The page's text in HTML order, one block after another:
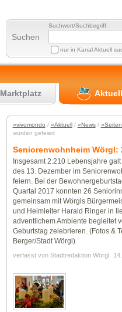
Suchen
Suchwort/Suchbegriff
nur in Kanal Aktuell
Marktplatz Aktuell
»vivomondo / »Aktuell/ »News/
wurden gefeiert
Seniorenwohnheim Wörgl:
Insgesamt 2.210 Lebensjahre
des 13. Dezember im
feiern. Bei der
Quartal 2017 konnten 26
gemeinsam mit Wörgls
und Heimleiter Harald Ringer in
adventlichem Ambiente begleitet
Geburtstag zelebrieren. (Fotos &
Berger/Stadt Wörgl)
verfasst von Stadtredaktion Wörgl